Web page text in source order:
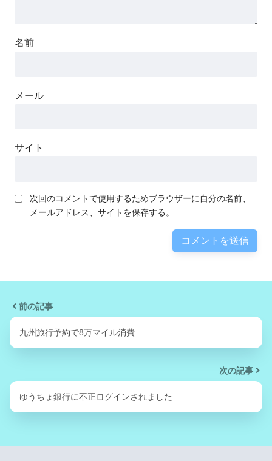
名前
メール
サイト
次回のコメントで使用するためブラウザーに自分の名前、
メールアドレス、サイトを保存する。
前の記事
九州旅行予約で8万マイル消費
次の記事
ゆうちょ銀行に不正ログインされました